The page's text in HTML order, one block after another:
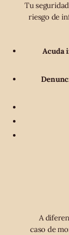
Tu
riesgo de
Acuda
A
caso de